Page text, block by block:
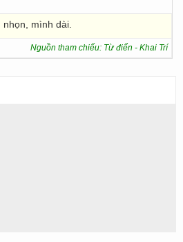
mình dài.
Nguồn tham chiếu: Từ điển - Khai Trí